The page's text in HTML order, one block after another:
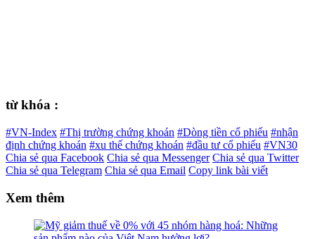
từ khóa :
#VN-Index #Thị trường chứng khoán #Dòng tiền cổ phiếu #nhận
định chứng khoán #xu thế chứng khoán #đầu tư cổ phiếu #VN30
Chia sẻ qua Facebook Chia sẻ qua Messenger Chia sẻ qua Twitter
Chia sẻ qua Telegram Chia sẻ qua Email Copy link bài viết
Xem thêm